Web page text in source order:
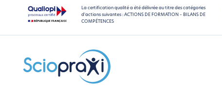
La certification qualité a été délivrée au titre des catégories
d'actions suivantes : ACTIONS DE FORMATION – BILANS DE
COMPÉTENCES